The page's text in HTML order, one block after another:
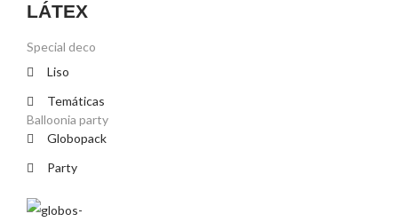
LÁTEX
Special deco
Liso
Temáticas
Balloonia party
Globopack
Party